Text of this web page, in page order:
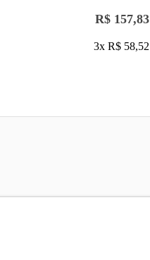
R$ 157,83
3x R$ 58,52